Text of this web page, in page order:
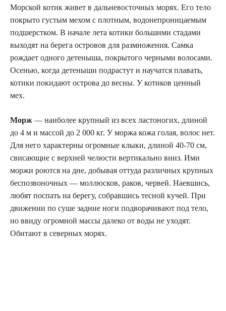
Морской котик живет в дальневосточных морях. Его тело
покрыто густым мехом с плотным, водонепроницаемым
подшерстком. В начале лета котики большими стадами
выходят на берега островов для размножения. Самка
рождает одного детеныша, покрытого черными волосами.
Осенью, когда детеныши подрастут и научатся плавать,
котики покидают острова до весны. У котиков ценный
мех.
Морж — наиболее крупный из всех ластоногих, длиной
до 4 м и массой до 2 000 кг. У моржа кожа голая, волос нет.
Для него характерны огромные клыки, длиной 40-70 см,
свисающие с верхней челюсти вертикально вниз. Ими
моржи роются на дне, добывая оттуда различных крупных
беспозвоночных — моллюсков, раков, червей. Наевшись,
любят поспать на берегу, собравшись тесной кучей. При
движении по суше задние ноги подворачивают под тело,
но ввиду огромной массы далеко от воды не уходят.
Обитают в северных морях.